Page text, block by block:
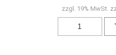
zzgl. 19% MwSt.